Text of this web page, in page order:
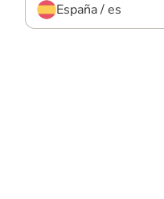
España / es